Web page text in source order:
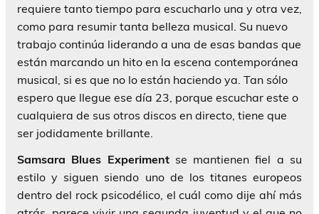
requiere tanto tiempo para escucharlo una y otra vez,
como para resumir tanta belleza musical. Su nuevo
trabajo continúa liderando a una de esas bandas que
están marcando un hito en la escena contemporánea
musical, si es que no lo están haciendo ya. Tan sólo
espero que llegue ese día 23, porque escuchar este o
cualquiera de sus otros discos en directo, tiene que
ser jodidamente brillante.
Samsara Blues Experimentse mantienen fiel a su
estilo y siguen siendo uno de los titanes europeos
dentro del rock psicodélico, el cuál como dije ahí más